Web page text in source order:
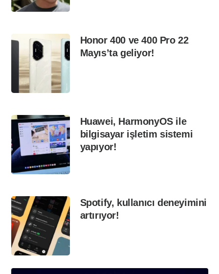
Honor 400 ve 400 Pro 22
Mayıs’ta geliyor!
Huawei, HarmonyOS ile
bilgisayar işletim sistemi
yapıyor!
Spotify, kullanıcı deneyimini
artırıyor!